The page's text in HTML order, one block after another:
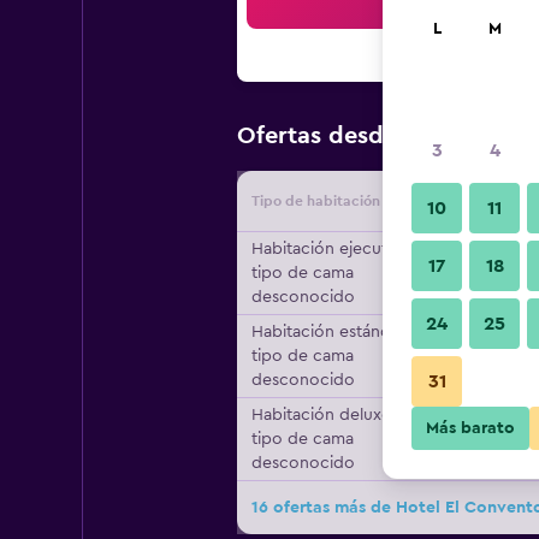
Ofertas desde Oferta
Tipo de habitación
Habitación ejecutiva,
tipo de cama
desconocido
Habitación estándar,
tipo de cama
desconocido
Habitación deluxe,
tipo de cama
desconocido
16 ofertas más de Hotel El
L M
3 4
10 11
17 18
24 25
31
Más barato